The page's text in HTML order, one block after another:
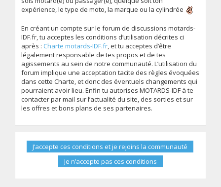
expérience, le type de moto, la marque ou la cylindrée
En créant un compte sur le forum de discussions motards-
IDF.fr, tu acceptes les conditions d’utilisation décrites ci
après : Charte motards-IDF.fr, et tu acceptes d’être
légalement responsable de tes propos et de tes
agissements au sein de notre communauté. L’utilisation du
forum implique une acceptation tacite des règles évoquées
dans cette Charte, et donc des éventuels changements qui
pourraient avoir lieu. Enfin tu autorises MOTARDS-IDF à te
contacter par mail sur l’actualité du site, des sorties et sur
les offres et bons plans de ses partenaires.